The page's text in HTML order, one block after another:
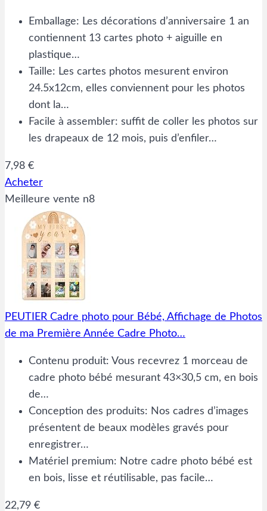
Emballage: Les décorations d’anniversaire 1 an
contiennent 13 cartes photo + aiguille en
plastique…
Taille: Les cartes photos mesurent environ
24.5x12cm, elles conviennent pour les photos
dont la…
Facile à assembler: suffit de coller les photos sur
les drapeaux de 12 mois, puis d’enfiler…
7,98 €
Acheter
Meilleure vente n8
PEUTIER Cadre photo pour Bébé, Affichage de Photos
de ma Première Année Cadre Photo…
Contenu produit: Vous recevrez 1 morceau de
cadre photo bébé mesurant 43×30,5 cm, en bois
de…
Conception des produits: Nos cadres d’images
présentent de beaux modèles gravés pour
enregistrer…
Matériel premium: Notre cadre photo bébé est
en bois, lisse et réutilisable, pas facile…
22,79 €